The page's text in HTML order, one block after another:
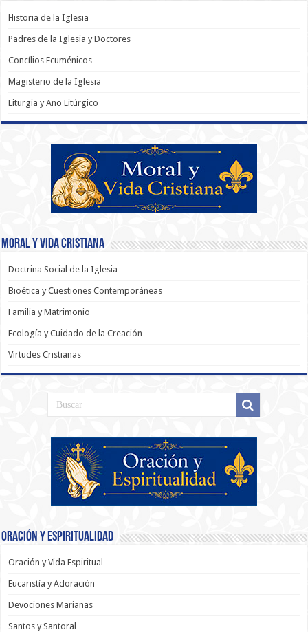
Historia de la Iglesia
Padres de la Iglesia y Doctores
Concílios Ecuménicos
Magisterio de la Iglesia
Liturgia y Año Litúrgico
Moral y Vida Cristiana
Doctrina Social de la Iglesia
Bioética y Cuestiones Contemporáneas
Familia y Matrimonio
Ecología y Cuidado de la Creación
Virtudes Cristianas
Oración y Espiritualidad
Oración y Vida Espiritual
Eucaristía y Adoración
Devociones Marianas
Santos y Santoral